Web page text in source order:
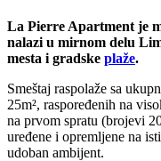
La Pierre Apartment je
nalazi u mirnom delu
mesta i gradske plaže.
Smeštaj raspolaže sa
25m², raspoređenih na
na prvom spratu (brojevi
uređene i opremljene na
udoban ambijent.